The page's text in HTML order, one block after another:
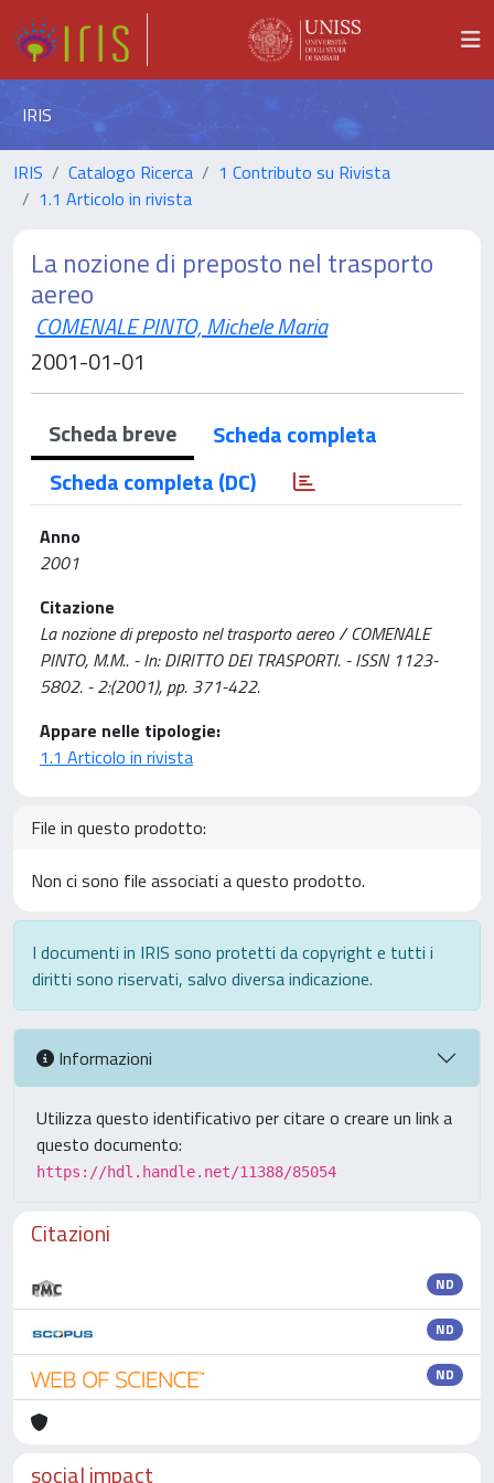
IRIS
IRIS Catalogo Ricerca
1 Contributo su Rivista
1.1 Articolo in rivista
La nozione di preposto nel trasporto
aereo
COMENALE PINTO, Michele Maria
2001-01-01
Scheda breve
Scheda completa
Scheda completa (DC)
Anno
2001
Citazione
La nozione di preposto nel trasporto aereo / COMENALE
PINTO, M.M.. - In: DIRITTO DEI TRASPORTI. - ISSN 1123-
5802. - 2:(2001), pp. 371-422.
Appare nelle tipologie:
1.1 Articolo in rivista
File in questo prodotto:
Non ci sono file associati a questo prodotto.
I documenti in IRIS sono protetti da copyright e tutti i
diritti sono riservati, salvo diversa indicazione.
Informazioni
Utilizza questo identificativo per citare o creare un link a
questo documento:
https://hdl.handle.net/11388/85054
Citazioni
ND
ND
ND
social impact